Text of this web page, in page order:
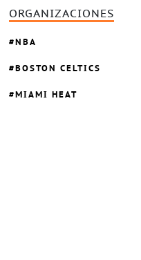
ORGANIZACIONES
NBA
BOSTON CELTICS
MIAMI HEAT